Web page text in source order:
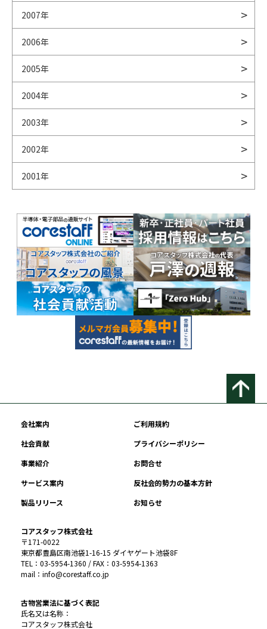
2007年
2006年
2005年
2004年
2003年
2002年
2001年
会社案内
ご利用規約
社会貢献
プライバシーポリシー
事業紹介
お問合せ
サービス案内
反社会的勢力の基本方針
製品リリース
お知らせ
コアスタッフ株式会社
〒171-0022
東京都豊島区南池袋1-16-15 ダイヤゲート池袋8F
TEL：03-5954-1360 / FAX：03-5954-1363
mail：info@corestaff.co.jp
古物営業法に基づく表記
氏名又は名称：
コアスタッフ株式会社